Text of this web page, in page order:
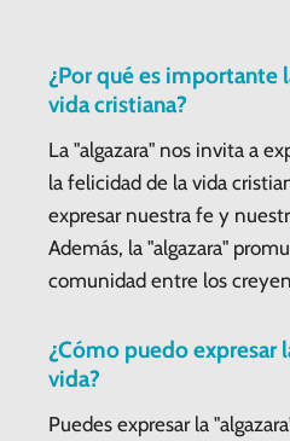
¿Por qué es importante
vida cristiana?
La "algazara" nos invita a
la felicidad de la vida
expresar nuestra fe y
Además, la "algazara"
comunidad entre los
¿Cómo puedo expresar
vida?
Puedes expresar la